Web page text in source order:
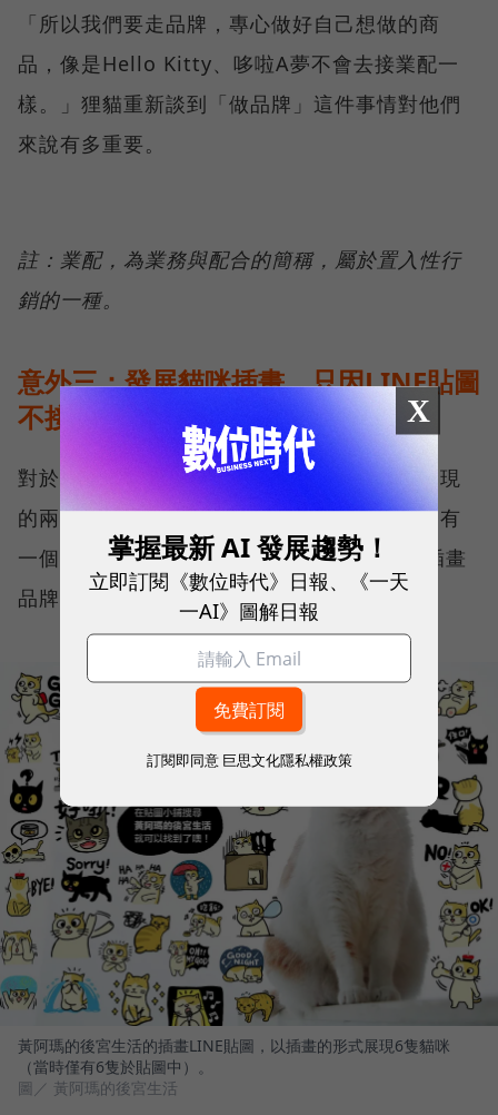
「所以我們要走品牌，專心做好自己想做的商
品，像是Hello Kitty、哆啦A夢不會去接業配一
樣。」狸貓重新談到「做品牌」這件事情對他們
來說有多重要。
註：業配，為業務與配合的簡稱，屬於置入性行
銷的一種。
意外三：發展貓咪插畫，只因LINE貼圖
不接受真貓
對於「黃阿瑪的後宮生活」來說，除了意外發現
的兩個雲端硬碟都帶來相當大的助益之外，還有
一個重要的轉捩點，就是LINE貼圖，衍生出插畫
品牌帶來了更多的可能性。
黃阿瑪的後宮生活的插畫LINE貼圖，以插畫的形式展現6隻貓咪
（當時僅有6隻於貼圖中）。
圖／ 黃阿瑪的後宮生活
X
掌握最新 AI 發展趨勢！
立即訂閱《數位時代》日報、《一天
一AI》圖解日報
訂閱即同意 巨思文化隱私權政策